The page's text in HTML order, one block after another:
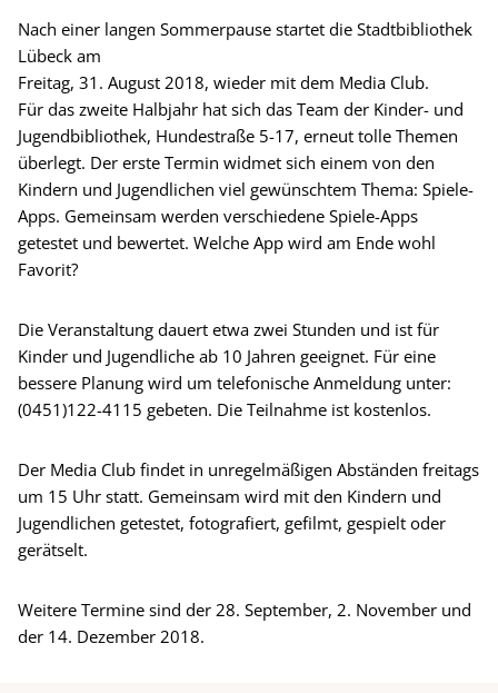
Nach einer langen Sommerpause startet die Stadtbibliothek
Lübeck am
Freitag, 31. August 2018, wieder mit dem Media Club.
Für das zweite Halbjahr hat sich das Team der Kinder- und
Jugendbibliothek, Hundestraße 5-17, erneut tolle Themen
überlegt. Der erste Termin widmet sich einem von den
Kindern und Jugendlichen viel gewünschtem Thema: Spiele-
Apps. Gemeinsam werden verschiedene Spiele-Apps
getestet und bewertet. Welche App wird am Ende wohl
Favorit?
Die Veranstaltung dauert etwa zwei Stunden und ist für
Kinder und Jugendliche ab 10 Jahren geeignet. Für eine
bessere Planung wird um telefonische Anmeldung unter:
(0451)122-4115 gebeten. Die Teilnahme ist kostenlos.
Der Media Club findet in unregelmäßigen Abständen freitags
um 15 Uhr statt. Gemeinsam wird mit den Kindern und
Jugendlichen getestet, fotografiert, gefilmt, gespielt oder
gerätselt.
Weitere Termine sind der 28. September, 2. November und
der 14. Dezember 2018.